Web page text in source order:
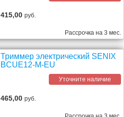
415,00руб.
Рассрочка на 3 мес.
Триммер электрический SENIX
BCUE12-M-EU
Уточните наличие
465,00руб.